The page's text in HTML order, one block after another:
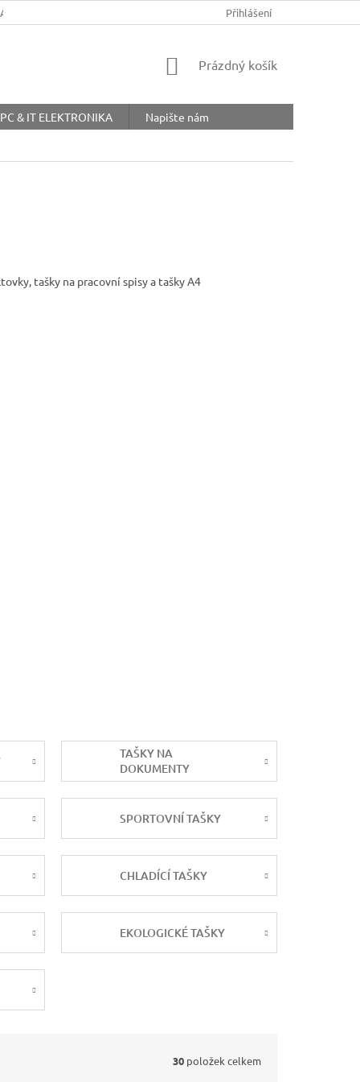
COOKIES OCHRANA
Přihlášení
NÁKUPNÍ
Prázdný košík
PC & IT ELEKTRONIKA
Napište nám
tašky na pracovní spisy a tašky A4
TAŠKY NA
DOKUMENTY
SPORTOVNÍ TAŠKY
CHLADÍCÍ TAŠKY
EKOLOGICKÉ TAŠKY
30 položek celkem